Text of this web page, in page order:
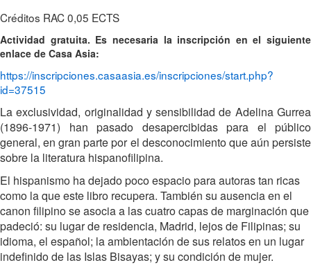
Créditos RAC 0,05 ECTS
Actividad gratuita. Es necesaria la inscripción en el siguiente
enlace de Casa Asia:
https://inscripciones.casaasia.es/inscripciones/start.php?
id=37515
La exclusividad, originalidad y sensibilidad de Adelina Gurrea
(1896-1971) han pasado desapercibidas para el público
general, en gran parte por el desconocimiento que aún persiste
sobre la literatura hispanofilipina.
El hispanismo ha dejado poco espacio para autoras tan ricas
como la que este libro recupera. También su ausencia en el
canon filipino se asocia a las cuatro capas de marginación que
padeció: su lugar de residencia, Madrid, lejos de Filipinas; su
idioma, el español; la ambientación de sus relatos en un lugar
indefinido de las Islas Bisayas; y su condición de mujer.